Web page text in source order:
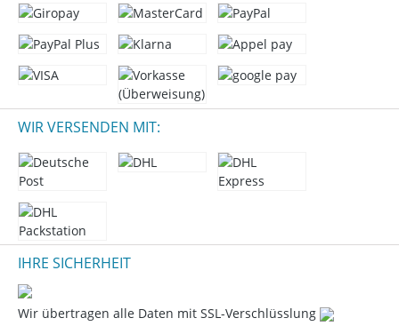
WIR VERSENDEN MIT:
IHRE SICHERHEIT
Wir übertragen alle Daten mit SSL-Verschlüsslung